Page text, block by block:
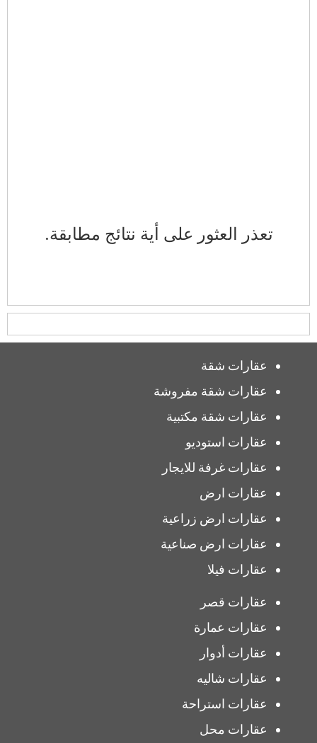
تعذر العثور على أية نتائج مطابقة.
عقارات شقة
عقارات شقة مفروشة
عقارات شقة مكتبية
عقارات استوديو
عقارات غرفة للايجار
عقارات ارض
عقارات ارض زراعية
عقارات ارض صناعية
عقارات فيلا
عقارات قصر
عقارات عمارة
عقارات أدوار
عقارات شاليه
عقارات استراحة
عقارات محل